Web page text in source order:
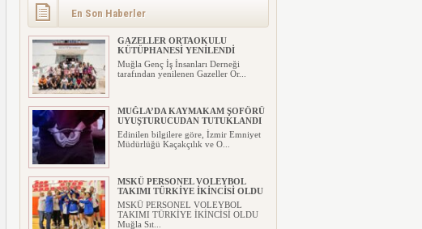
En Son Haberler
GAZELLER ORTAOKULU
KÜTÜPHANESİ YENİLENDİ
Muğla Genç İş İnsanları Derneği
tarafından yenilenen Gazeller Or...
MUĞLA’DA KAYMAKAM ŞOFÖRÜ
UYUŞTURUCUDAN TUTUKLANDI
Edinilen bilgilere göre, İzmir Emniyet
Müdürlüğü Kaçakçılık ve O...
MSKÜ PERSONEL VOLEYBOL
TAKIMI TÜRKİYE İKİNCİSİ OLDU
MSKÜ PERSONEL VOLEYBOL
TAKIMI TÜRKİYE İKİNCİSİ OLDU
Muğla Sıt...